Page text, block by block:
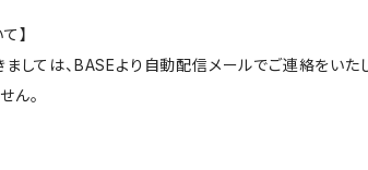
】
しては、BASEより自動配信メールでご連絡をいたし
ん。